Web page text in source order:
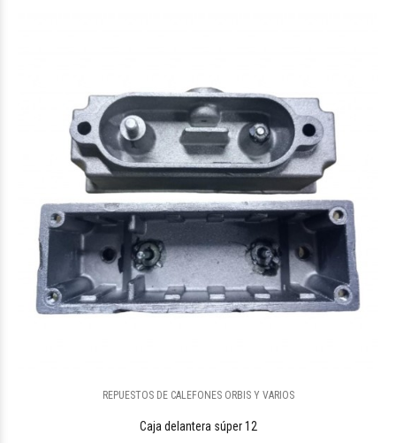
REPUESTOS DE CALEFONES ORBIS Y VARIOS
Caja delantera súper 12